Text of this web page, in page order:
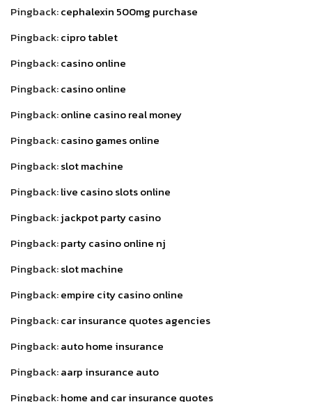
Pingback:cephalexin 500mg purchase
Pingback:cipro tablet
Pingback:casino online
Pingback:casino online
Pingback:online casino real money
Pingback:casino games online
Pingback:slot machine
Pingback:live casino slots online
Pingback:jackpot party casino
Pingback:party casino online nj
Pingback:slot machine
Pingback:empire city casino online
Pingback:car insurance quotes agencies
Pingback:auto home insurance
Pingback:aarp insurance auto
Pingback:home and car insurance quotes